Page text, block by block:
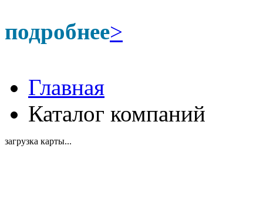
подробнее>
Главная
Каталог компаний
загрузка карты...